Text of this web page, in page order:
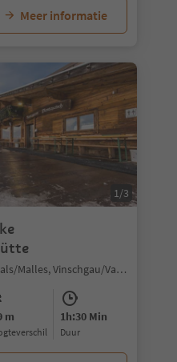
Meer informatie
1/3
Slingia/Schlinig, Mals/Malles, Vinschgau/Val Venosta
m 1h:30 Min
Duur